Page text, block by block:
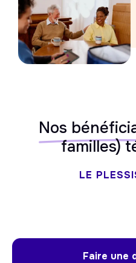
Nos
familles)
LE
Faire une